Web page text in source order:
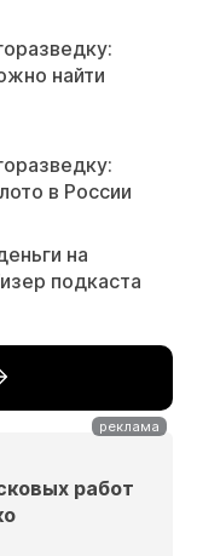
найти
в России
на
подкаста
работ